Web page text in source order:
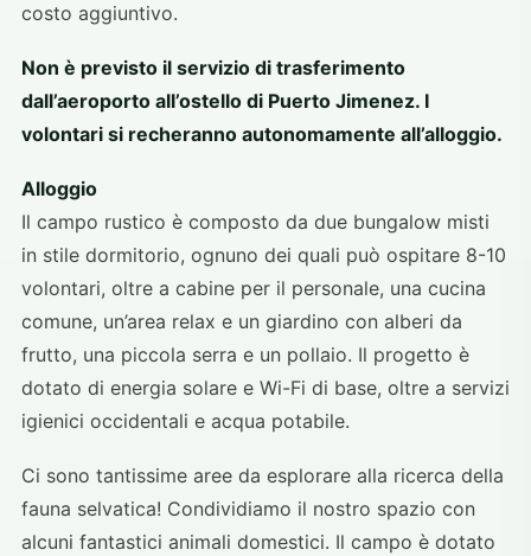
costo aggiuntivo.
Non è previsto il servizio di trasferimento
dall’aeroporto all’ostello di Puerto Jimenez. I
volontari si recheranno autonomamente all’alloggio.
Alloggio
Il campo rustico è composto da due bungalow misti
in stile dormitorio, ognuno dei quali può ospitare 8-10
volontari, oltre a cabine per il personale, una cucina
comune, un’area relax e un giardino con alberi da
frutto, una piccola serra e un pollaio. Il progetto è
dotato di energia solare e Wi-Fi di base, oltre a servizi
igienici occidentali e acqua potabile.
Ci sono tantissime aree da esplorare alla ricerca della
fauna selvatica! Condividiamo il nostro spazio con
alcuni fantastici animali domestici. Il campo è dotato